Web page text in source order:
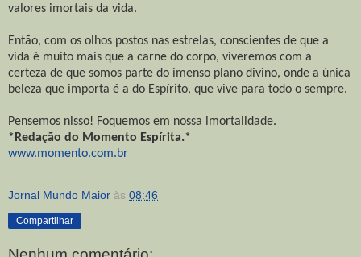
valores imortais da vida.
Então, com os olhos postos nas estrelas, conscientes de que a
vida é muito mais que a carne do corpo, viveremos com a
certeza de que somos parte do imenso plano divino, onde a única
beleza que importa é a do Espírito, que vive para todo o sempre.
Pensemos nisso! Foquemos em nossa imortalidade.
*Redação do Momento Espírita.*
www.momento.com.br
Jornal Mundo Maior às 08:46
Compartilhar